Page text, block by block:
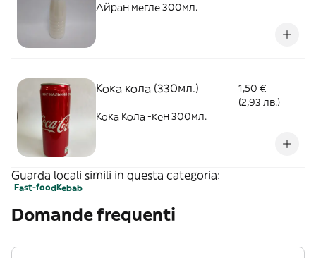
Айран мегле 300мл.
Кока кола (330мл.)
1,50 €
(2,93 лв.)
Кока Кола -кен 300мл.
Guarda locali simili in questa categoria:
Fast-foodKebab
Domande frequenti